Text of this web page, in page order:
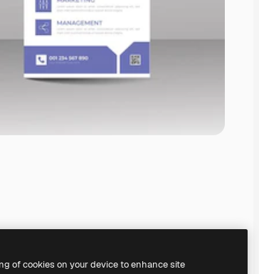
of cookies on your device to enhance site